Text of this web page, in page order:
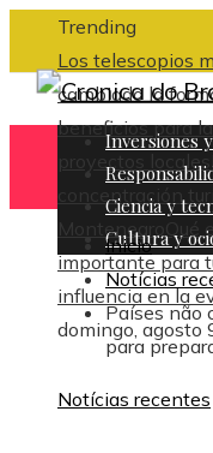
Trending
Los telescopios
cambiado la
beneficios para
proyectos locales
concentración
Montenegro
importante para
influencia en la
domingo, agosto
Inversiones
Ciencia y
Cultura y
Inicio
Notícias
Países não
para
Notícias recentes